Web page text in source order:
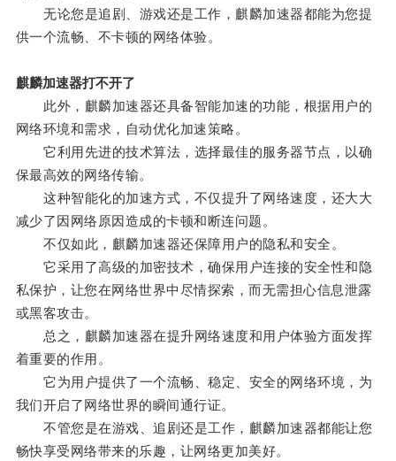
无论您是追剧、游戏还是工作，麒麟加速器都能为您提
供一个流畅、不卡顿的网络体验。
麒麟加速器打不开了
此外，麒麟加速器还具备智能加速的功能，根据用户的
网络环境和需求，自动优化加速策略。
它利用先进的技术算法，选择最佳的服务器节点，以确
保最高效的网络传输。
这种智能化的加速方式，不仅提升了网络速度，还大大
减少了因网络原因造成的卡顿和断连问题。
不仅如此，麒麟加速器还保障用户的隐私和安全。
它采用了高级的加密技术，确保用户连接的安全性和隐
私保护，让您在网络世界中尽情探索，而无需担心信息泄露
或黑客攻击。
总之，麒麟加速器在提升网络速度和用户体验方面发挥
着重要的作用。
它为用户提供了一个流畅、稳定、安全的网络环境，为
我们开启了网络世界的瞬间通行证。
不管您是在游戏、追剧还是工作，麒麟加速器都能让您
畅快享受网络带来的乐趣，让网络更加美好。